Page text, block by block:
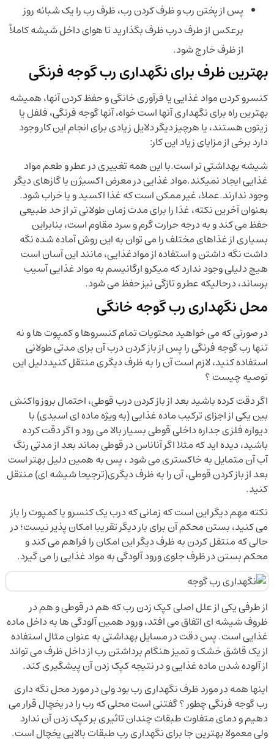
پس از پختن رب و ظرف کردن رب، ظرف رب را یک شبانه روز
برعکس از طرف درب ظرف بگذارید تا هوای داخل شیشه کاملاً
از ظرف خارج شود.
بهترین ظرف برای نگهداری رب گوجه فرنگی
کنسرو کردن مواد غذایی یا فرآوری خانگی و حفظ کردن آنها، همیشه
بهترین راه برای نگهداری آنها است خواه، آنها گوجه فرنگی، فلفل یا
زیتون هستند، یا هرچیز دیگر دلایل زیادی برای انجام این کار وجود
دارد برخی از مزایای زیاد این کار:
شیشه بهداشتی تر است.با این همه تغییری در عطر و طعم مواد
غذایی ایجاد نمیکند.مواد غذایی در معرض اکسیژن یا گازهای دیگر
وجود ندارند.عملا، غیر ممکن است که غذا اکسید و یا خراب شود.
بعنوان آخرین نکته، غذا را برای مدت زمان طولانی تر از حد طبیعی
حفظ می کند و به درجه حرارت گرم و سرد مقاوم است، بنابراین
بسیاری از غذاهای مختلف را می توان به این روش آماده شده نگه
داشت نگه داشتن و استفاده از موادغذایی، مانند این آسان است
هیچ دلیلی وجود ندارد که میکرو ارگانیسم به مواد غذایی آسیب
برساند، درحالیکه عطر و تازگی نیز حفظ می شود.
محل نگهداری رب گوجه خانگی
در صورتی که می خواهید محتویات تمام کنسروها و کمپوت ها و نه
تنها رب گوجه فرنگی را پس از باز کردن درب آن برای مدتی طولانی
استفاده کنید، لازم است آن را به ظرف دیگری منتقل کنیددلیل این
توصیه چیست ؟
اگر دقت کرده باشید بعد از باز کردن درب قوطی، احتمال بروز واکنش
بین یکی از اجزای ترکیب ماده غذایی (به ویژه ماده ای اسیدی) با
دیواره فلزی جداره داخلی قوطی بسیار بالا می رود و اگر دقت کرده
باشید، دیده اید که مثلا اگر آناناس در قوطی بماند بعد از مدتی رنگ
آب آن متمایل به خاکستری می شود ، پس به همین دلیل بهتر است
بعد از باز کردن قوطی، آن را به ظرف دیگری(ترجیحا شیشه ای) منتقل
کنید.
نکته مهم دیگر این است که زمانی که درب یک کنسرو یا کمپوت را باز
می کنید، بستن محکم آن برای بار دیگر تقریبا امکان پذیر نیست؛ در
حالی که منتقل کردن به ظرف دیگر این امکان را فراهم می کند و
محکم بستن در ظرف جلوی ورود آلودگی به مواد غذایی را می گیرد.
از طرفی یکی از علل اصلی کپک زدن رب که هم در قوطی و هم در
ظروف شیشه ای اتفاق می افتد، ورود همین آلودگی ها به داخل ماده
غذایی است. پس دقت در مسایل بهداشتی به عنوان مثال استفاده
از یک قاشق خشک و تمیز هنگام برداشتن رب از داخل ظرف می تواند
از آلوده شدن ماده غذایی و در نتیجه کپک زدن آن پیشگیری کند.
اینها همه در مورد ظرف نگهداری رب بود ولی در مورد محل نگه داری
رب گوجه فرنگی چطور ؟ گفتنی است محلی که رب را در یخچال قرار می
دهیم و دمای متفاوت طبقات چندان تاثیری بر کپک زدن آن ندارد
ولی معمولا بهترین جا برای نگهداری رب طبقات بالایی یخچال است.